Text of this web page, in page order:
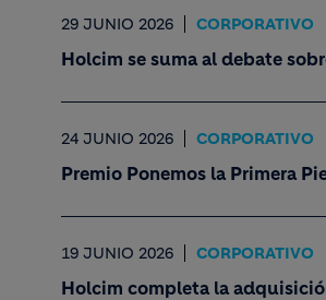
29 JUNIO 2026 CORPORATIVO
Holcim se suma al debate
24 JUNIO 2026 CORPORATIVO
Premio Ponemos la Primera
19 JUNIO 2026 CORPORATIVO
Holcim completa la